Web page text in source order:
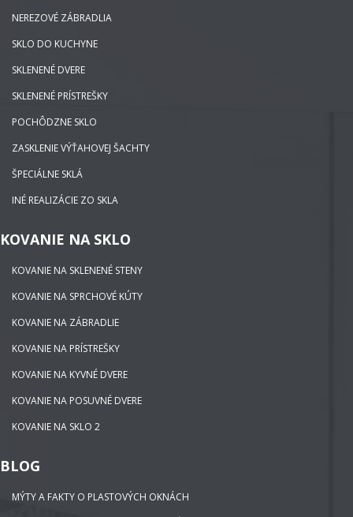
NEREZOVÉ ZÁBRADLIA
SKLO DO KUCHYNE
SKLENENÉ DVERE
SKLENENÉ PRÍSTREŠKY
POCHÔDZNE SKLO
ZASKLENIE VÝŤAHOVEJ ŠACHTY
ŠPECIÁLNE SKLÁ
INÉ REALIZÁCIE ZO SKLA
KOVANIE NA SKLO
KOVANIE NA SKLENENÉ STENY
KOVANIE NA SPRCHOVÉ KÚTY
KOVANIE NA ZÁBRADLIE
KOVANIE NA PRÍSTREŠKY
KOVANIE NA KYVNÉ DVERE
KOVANIE NA POSUVNÉ DVERE
KOVANIE NA SKLO 2
BLOG
MÝTY A FAKTY O PLASTOVÝCH OKNÁCH